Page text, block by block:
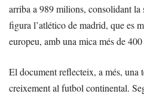
arriba a 989 milions, consolidant la
figura l’atlético de madrid, que es
europeu, amb una mica més de
El document reflecteix, a més, una
creixement al futbol continental.